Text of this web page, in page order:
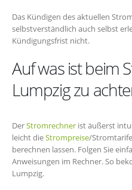
Das Kündigen des aktuellen
selbstverständlich auch selbst
Kündigungsfrist nicht.
Auf was ist beim
Lumpzig zu
DerStromrechner ist äußerst
leicht dieStrompreise/
berechnen lassen. Folgen Sie
Anweisungen im Rechner. So
Lumpzig.